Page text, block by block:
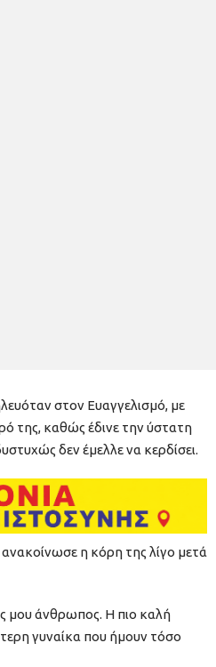
στον Ευαγγελισμό, με
της, καθώς έδινε την ύστατη
δεν έμελλε να κερδίσει.
η κόρη της λίγο μετά
μου άνθρωπος. Η πιο καλή
γυναίκα που ήμουν τόσο